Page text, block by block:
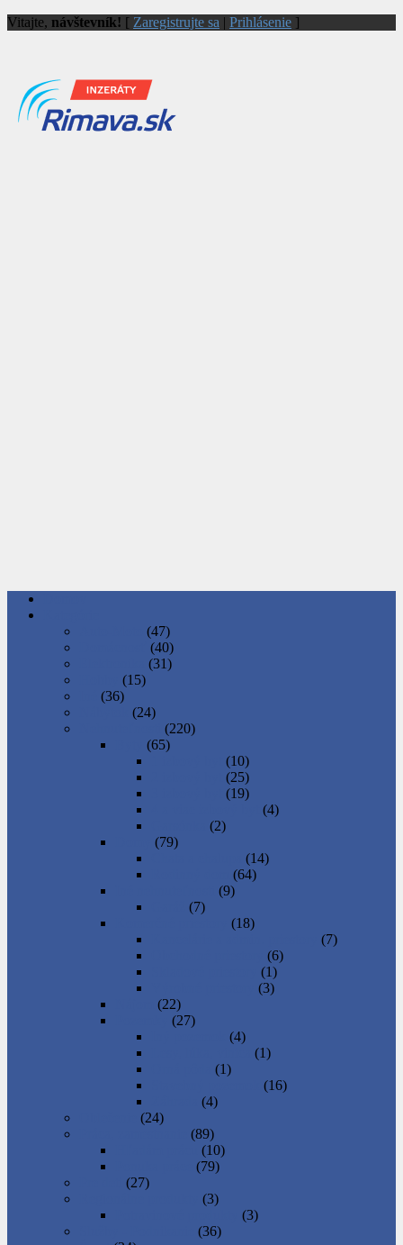
Vitajte, návštevník! [ Zaregistrujte sa | Prihlásenie ]
(47)
(40)
(31)
(15)
(36)
(24)
(220)
(65)
(10)
(25)
(19)
(4)
(2)
(79)
(14)
(64)
(9)
(7)
(18)
(7)
(6)
(1)
(3)
(22)
(27)
(4)
(1)
(1)
(16)
(4)
(24)
(89)
(10)
(79)
(27)
(3)
(3)
(36)